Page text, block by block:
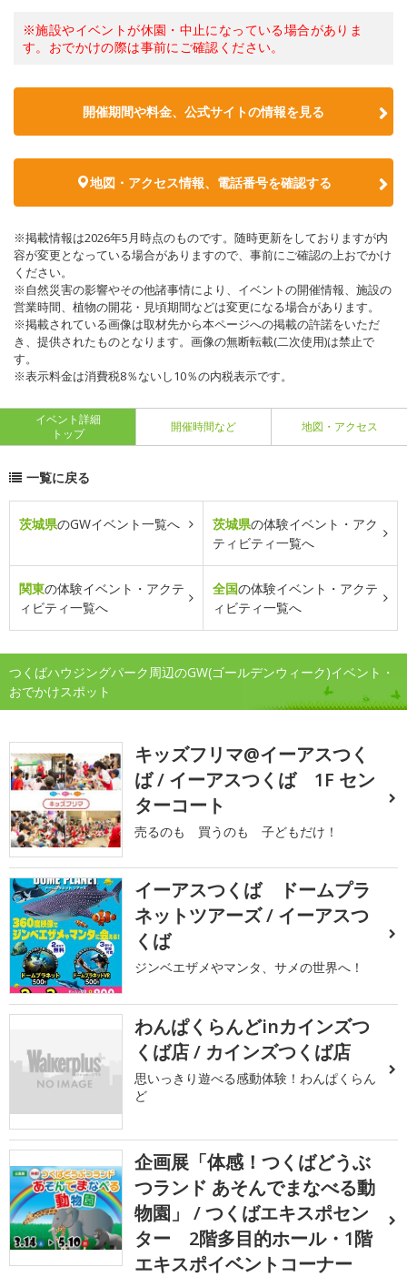
※施設やイベントが休園・中止になっている場合がありま
す。おでかけの際は事前にご確認ください。
開催期間や料金、公式サイトの情報を見る
地図・アクセス情報、電話番号を確認する
※掲載情報は2026年5月時点のものです。随時更新をしておりますが内
容が変更となっている場合がありますので、事前にご確認の上おでかけ
ください。
※自然災害の影響やその他諸事情により、イベントの開催情報、施設の
営業時間、植物の開花・見頃期間などは変更になる場合があります。
※掲載されている画像は取材先から本ページへの掲載の許諾をいただ
き、提供されたものとなります。画像の無断転載(二次使用)は禁止で
す。
※表示料金は消費税8％ないし10％の内税表示です。
イベント詳細
トップ
開催時間など 地図・アクセス
一覧に戻る
茨城県のGWイベント一覧へ 茨城県の体験イベント・アク
ティビティ一覧へ
関東の体験イベント・アクテ
ィビティ一覧へ
全国の体験イベント・アクテ
ィビティ一覧へ
つくばハウジングパーク周辺のGW(ゴールデンウィーク)イベント・
おでかけスポット
キッズフリマ@イーアスつく
ば / イーアスつくば 1F セン
ターコート
売るのも 買うのも 子どもだけ！
イーアスつくば ドームプラ
ネットツアーズ / イーアスつ
くば
ジンベエザメやマンタ、サメの世界へ！
わんぱくらんどinカインズつ
くば店 / カインズつくば店
思いっきり遊べる感動体験！わんぱくらん
ど
企画展「体感！つくばどうぶ
つランド あそんでまなべる動
物園」 / つくばエキスポセン
ター 2階多目的ホール・1階
エキスポイベントコーナー